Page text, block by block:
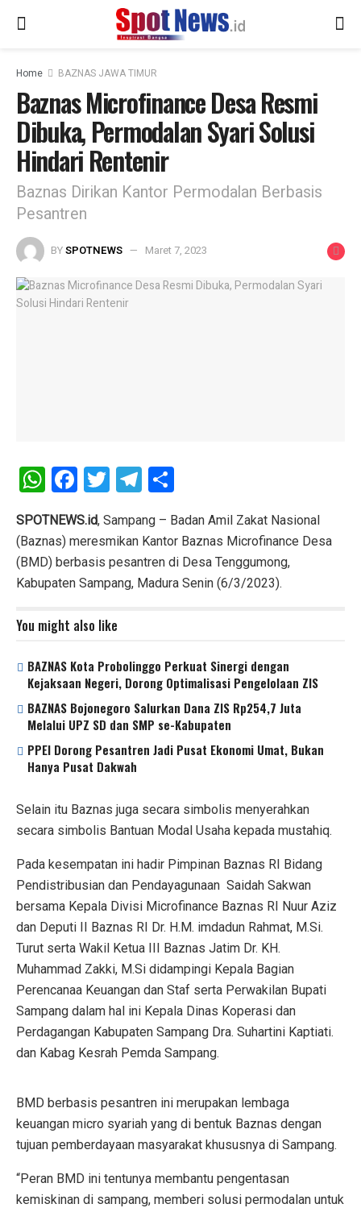
Home BAZNAS JAWA TIMUR
Baznas Microfinance Desa Resmi
Dibuka, Permodalan Syari Solusi
Hindari Rentenir
Baznas Dirikan Kantor Permodalan Berbasis
Pesantren
BYSPOTNEWS Maret 7, 2023
W
h
at
s
A
p
F
a
ce
b
o
k
T
wi
tt
er
T
el
e
gr
a
h
ar
e
SPOTNEWS.id, Sampang – Badan Amil Zakat Nasional
(Baznas) meresmikan Kantor Baznas Microfinance Desa
(BMD) berbasis pesantren di Desa Tenggumong,
Kabupaten Sampang, Madura Senin (6/3/2023).
You might also like
BAZNAS Kota Probolinggo Perkuat Sinergi dengan
Kejaksaan Negeri, Dorong Optimalisasi Pengelolaan ZIS
BAZNAS Bojonegoro Salurkan Dana ZIS Rp254,7 Juta
Melalui UPZ SD dan SMP se-Kabupaten
PPEI Dorong Pesantren Jadi Pusat Ekonomi Umat, Bukan
Hanya Pusat Dakwah
Selain itu Baznas juga secara simbolis menyerahkan
secara simbolis Bantuan Modal Usaha kepada mustahiq.
Pada kesempatan ini hadir Pimpinan Baznas RI Bidang
Pendistribusian dan Pendayagunaan Saidah Sakwan
bersama Kepala Divisi Microfinance Baznas RI Nuur Aziz
dan Deputi II Baznas RI Dr. H.M. imdadun Rahmat, M.Si.
Turut serta Wakil Ketua III Baznas Jatim Dr. KH.
Muhammad Zakki, M.Si didampingi Kepala Bagian
Perencanaa Keuangan dan Staf serta Perwakilan Bupati
Sampang dalam hal ini Kepala Dinas Koperasi dan
Perdagangan Kabupaten Sampang Dra. Suhartini Kaptiati.
dan Kabag Kesrah Pemda Sampang.
BMD berbasis pesantren ini merupakan lembaga
keuangan micro syariah yang di bentuk Baznas dengan
tujuan pemberdayaan masyarakat khususnya di Sampang.
“Peran BMD ini tentunya membantu pengentasan
kemiskinan di sampang, memberi solusi permodalan untuk